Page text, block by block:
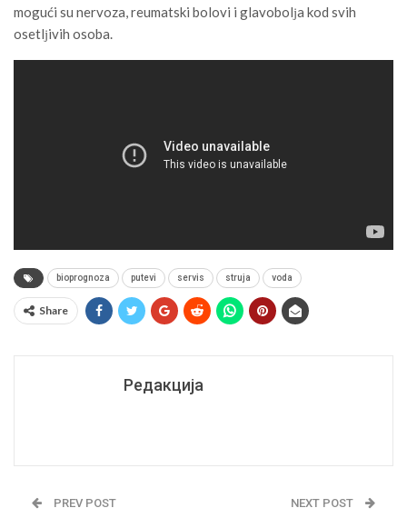
mogući su nervoza, reumatski bolovi i glavobolјa kod svih
osetlјivih osoba.
bioprognoza putevi servis struja voda
Share
Редакција
PREV POST NEXT POST